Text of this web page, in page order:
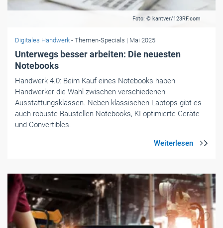
Foto: © kantver/123RF.com
Digitales Handwerk - Themen-Specials | Mai 2025
Unterwegs besser arbeiten: Die neuesten
Notebooks
Handwerk 4.0: Beim Kauf eines Notebooks haben
Handwerker die Wahl ­zwischen verschiedenen
Ausstattungsklassen. Neben klassischen Laptops gibt es
auch ­robuste Baustellen-Notebooks, KI-optimierte Geräte
und Convertibles.